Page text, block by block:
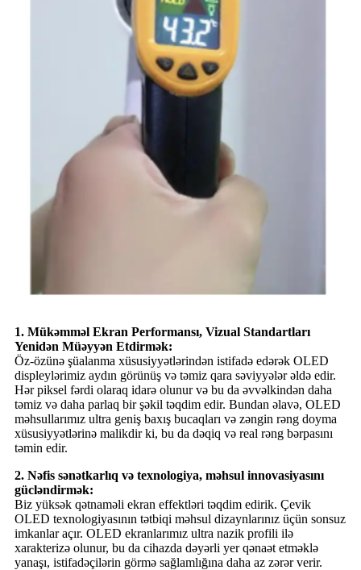
1. Mükəmməl Ekran Performansı, Vizual Standartları
Yenidən Müəyyən Etdirmək:
Öz-özünə şüalanma xüsusiyyətlərindən istifadə edərək OLED
displeylərimiz aydın görünüş və təmiz qara səviyyələr əldə edir.
Hər piksel fərdi olaraq idarə olunur və bu da əvvəlkindən daha
təmiz və daha parlaq bir şəkil təqdim edir. Bundan əlavə, OLED
məhsullarımız ultra geniş baxış bucaqları və zəngin rəng doyma
xüsusiyyətlərinə malikdir ki, bu da dəqiq və real rəng bərpasını
təmin edir.
2. Nəfis sənətkarlıq və texnologiya, məhsul innovasiyasını
gücləndirmək:
Biz yüksək qətnaməli ekran effektləri təqdim edirik. Çevik
OLED texnologiyasının tətbiqi məhsul dizaynlarınız üçün sonsuz
imkanlar açır. OLED ekranlarımız ultra nazik profili ilə
xarakterizə olunur, bu da cihazda dəyərli yer qənaət etməklə
yanaşı, istifadəçilərin görmə sağlamlığına daha az zərər verir.